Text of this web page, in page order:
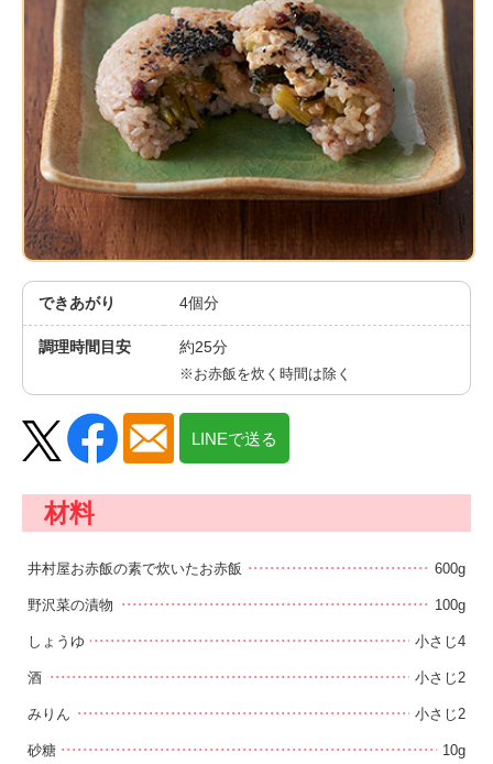
採用情報
English
Chinese
できあがり 4個分
調理時間目安 約25分
※お赤飯を炊く時間は除く
LINEで送る
材料
井村屋お赤飯の素で炊いたお赤飯 600g
野沢菜の漬物 100g
しょうゆ 小さじ4
酒 小さじ2
みりん 小さじ2
砂糖 10g